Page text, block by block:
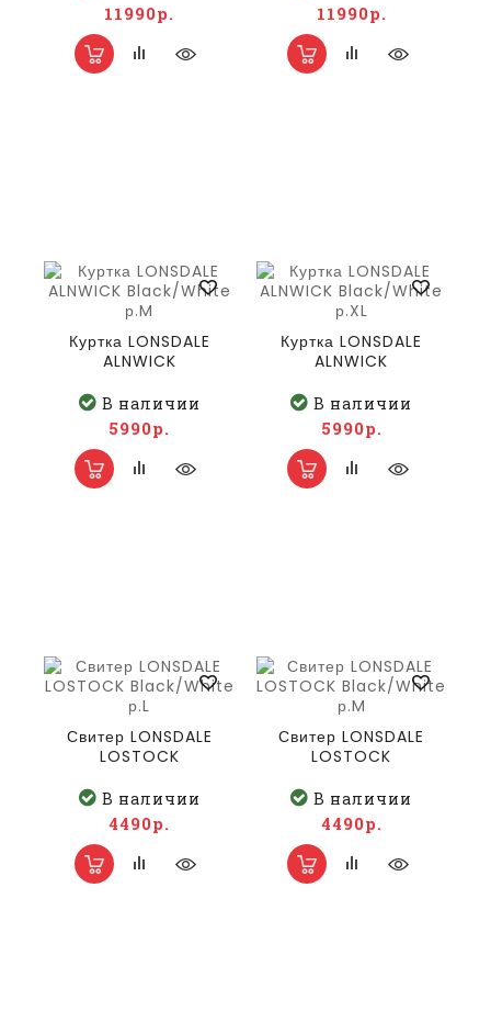
11990р. 11990р.
Куртка LONSDALE
ALNWICK
В наличии
5990р.
Куртка LONSDALE
ALNWICK
В наличии
5990р.
Свитер LONSDALE
LOSTOCK
В наличии
4490р.
Свитер LONSDALE
LOSTOCK
В наличии
4490р.